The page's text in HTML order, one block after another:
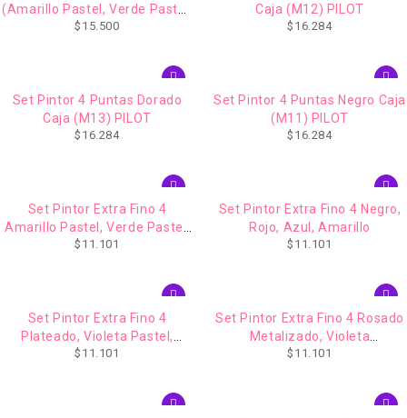
(Amarillo Pastel, Verde Pastel,
Azul Pastel )
$ 15.500
Caja (M12) PILOT
$ 16.284
Set Pintor 4 Puntas Dorado
Caja (M13) PILOT
$ 16.284
Set Pintor 4 Puntas Negro Caja
(M11) PILOT
$ 16.284
Set Pintor Extra Fino 4
Amarillo Pastel, Verde Pastel,
Azul Pastel, Rosado Pastel
$ 11.101
Set Pintor Extra Fino 4 Negro,
Rojo, Azul, Amarillo
$ 11.101
Set Pintor Extra Fino 4
Plateado, Violeta Pastel,
Violeta, Violeta Metalizado
$ 11.101
Set Pintor Extra Fino 4 Rosado
Metalizado, Violeta
Metalizado, Azul Metalizado,
$ 11.101